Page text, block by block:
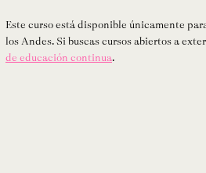
Este curso está disponible únicamente
los Andes. Si buscas cursos abiertos a
de educación continua.